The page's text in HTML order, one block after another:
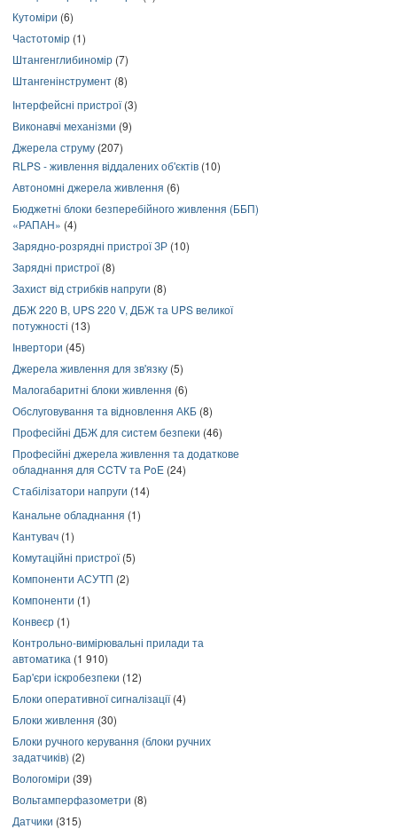
Кутоміри (6)
Частотомір (1)
Штангенглибиномір (7)
Штангенінструмент (8)
Інтерфейсні пристрої(3)
Виконавчі механізми (9)
Джерела струму (207)
RLPS - живлення віддалених об'єктів (10)
Автономні джерела живлення (6)
Бюджетні блоки безперебійного живлення (ББП)
«РАПАН» (4)
Зарядно-розрядні пристрої ЗР (10)
Зарядні пристрої(8)
Захист від стрибків напруги (8)
ДБЖ 220 В, UPS 220 V, ДБЖ та UPS великої
потужності (13)
Інвертори (45)
Джерела живлення для зв'язку (5)
Малогабаритні блоки живлення (6)
Обслуговування та відновлення АКБ (8)
Професійні ДБЖ для систем безпеки (46)
Професійні джерела живлення та додаткове
обладнання для CCTV та PoE (24)
Стабілізатори напруги (14)
Канальне обладнання (1)
Кантувач (1)
Комутаційні пристрої(5)
Компоненти АСУТП (2)
Компоненти (1)
Конвеєр (1)
Контрольно-вимірювальні прилади та
автоматика (1 910)
Бар'єри іскробезпеки (12)
Блоки оперативної сигналізації(4)
Блоки живлення (30)
Блоки ручного керування (блоки ручних
задатчиків) (2)
Вологоміри (39)
Вольтамперфазометри (8)
Датчики (315)